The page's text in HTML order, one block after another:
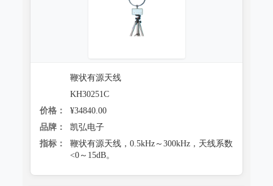
鞭状有源天线
KH30251C
价格：
¥34840.00
品牌：
凯弘电子
指标：
鞭状有源天线，0.5kHz～300kHz，天线系数
<0～15dB。